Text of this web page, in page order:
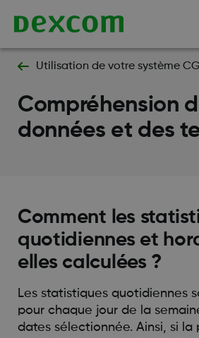
Utilisation de votre système
Compréhension
données et des
Comment les
quotidiennes et
elles calculées ?
Les statistiques quotidiennes
pour chaque jour de la
dates sélectionnée. Ainsi, si